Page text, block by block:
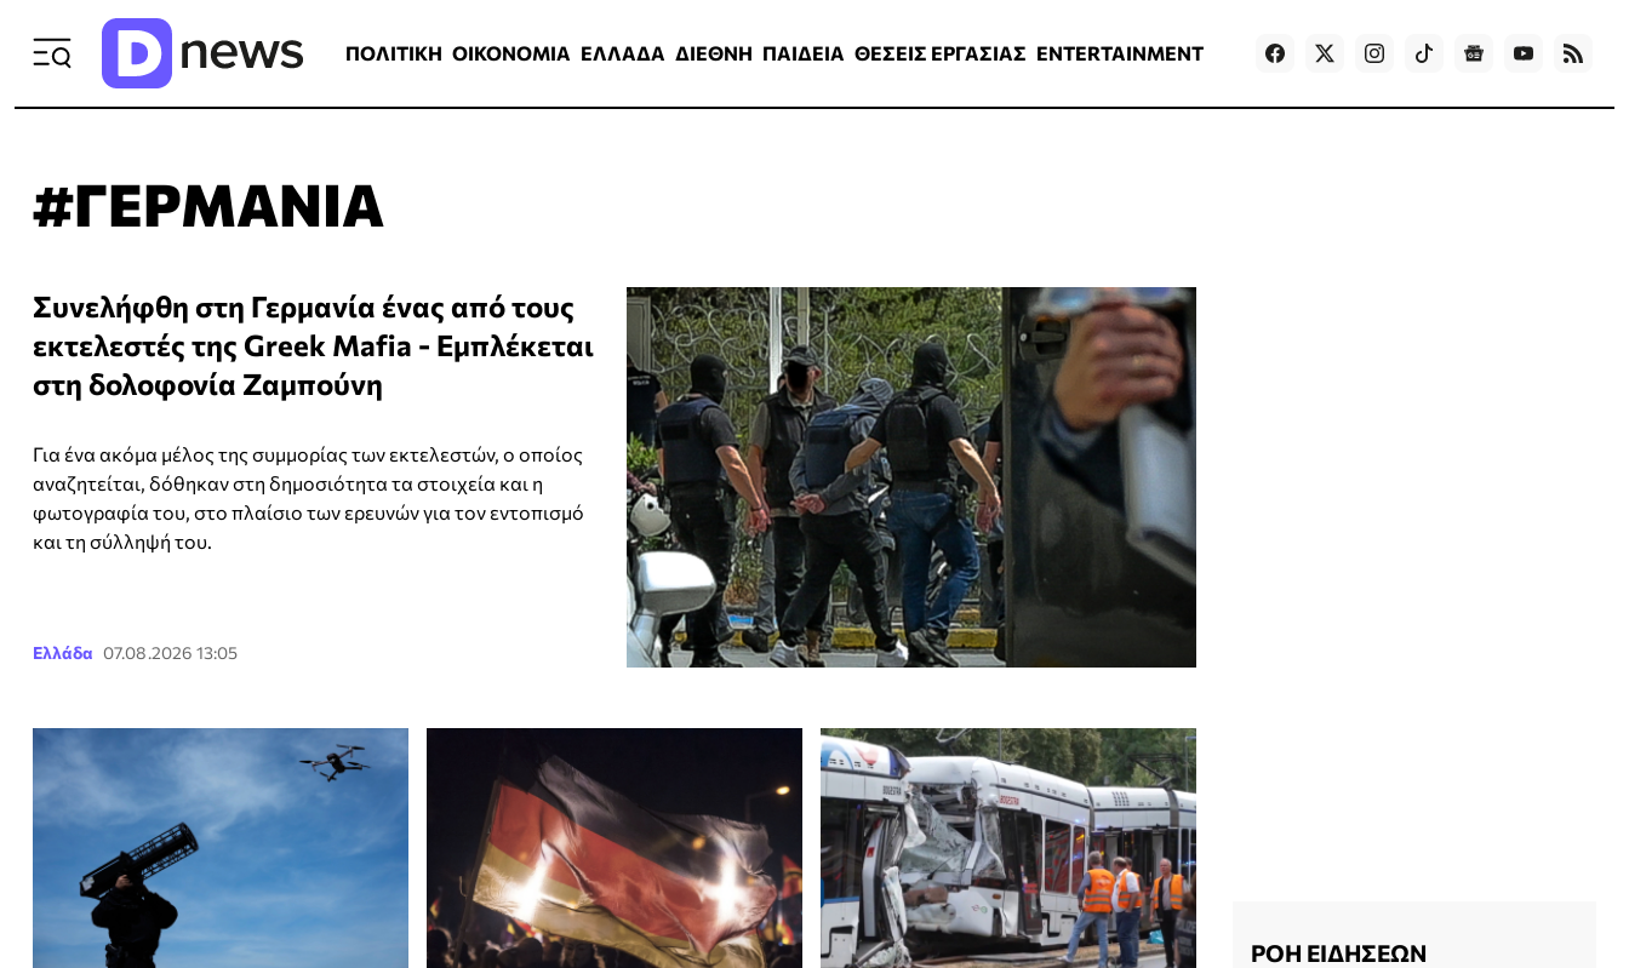
ΠΟΛΙΤΙΚΗ ΟΙΚΟΝΟΜΙΑ ΕΛΛΑΔΑ ΔΙΕΘΝΗ ΠΑΙΔΕΙΑ ΘΕΣΕΙΣ ΕΡΓΑΣΙΑΣ ENTERTAINMENT Games
#ΓΕΡΜΑΝΙΑ
Συνελήφθη στη Γερμανία ένας από τους
εκτελεστές της Greek Mafia - Εμπλέκεται
στη δολοφονία Ζαμπούνη
Για ένα ακόμα μέλος της συμμορίας των εκτελεστών, ο οποίος
αναζητείται, δόθηκαν στη δημοσιότητα τα στοιχεία και η
φωτογραφία του, στο πλαίσιο των ερευνών για τον εντοπισμό
και τη σύλληψή του.
Ελλάδα 07.08.2026 13:05
ΡΟΗ ΕΙΔΗΣΕΩΝ